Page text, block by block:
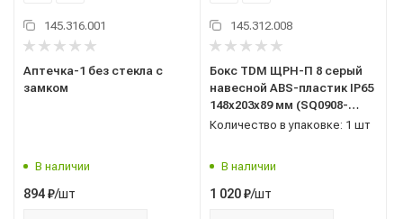
145.316.001
Аптечка-1 без стекла с
замком
В наличии
894₽/шт
145.312.008
Бокс TDM ЩРН-П 8 серый
навесной ABS-пластик IP65
148х203х89 мм (SQ0908-
0002)
Количество в упаковке: 1 шт
В наличии
1 020₽/шт